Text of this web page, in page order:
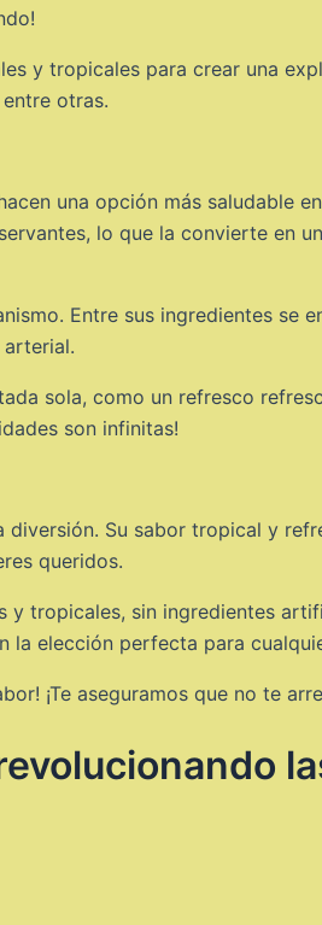
y tropicales para crear una
otras.
una opción más saludable
lo que la convierte en
Entre sus ingredientes se
sola, como un refresco
son infinitas!
Su sabor tropical y
queridos.
y tropicales, sin ingredientes
la elección perfecta para
¡Te aseguramos que no te